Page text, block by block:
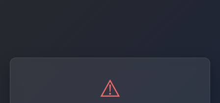
⚠️